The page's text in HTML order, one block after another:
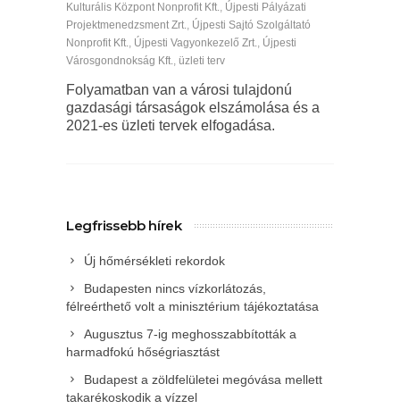
Kulturális Központ Nonprofit Kft., Újpesti Pályázati
Projektmenedzsment Zrt., Újpesti Sajtó Szolgáltató
Nonprofit Kft., Újpesti Vagyonkezelő Zrt., Újpesti
Városgondnokság Kft., üzleti terv
Folyamatban van a városi tulajdonú
gazdasági társaságok elszámolása és a
2021-es üzleti tervek elfogadása.
Legfrissebb hírek
Új hőmérsékleti rekordok
Budapesten nincs vízkorlátozás,
félreérthető volt a minisztérium tájékoztatása
Augusztus 7-ig meghosszabbították a
harmadfokú hőségriasztást
Budapest a zöldfelületei megóvása mellett
takarékoskodik a vízzel